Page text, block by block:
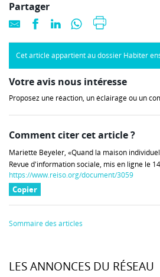
Partager
Cet article appartient au dossier Habiter
Votre avis nous intéresse
Proposez une réaction, un éclairage ou un
Comment citer cet article ?
Mariette Beyeler, «Quand la maison
Revue d'information sociale, mis en ligne le
https://www.reiso.org/document/3059
Copier
Sommaire des articles
LES ANNONCES DU RÉSEAU